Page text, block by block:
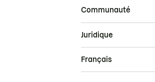
Communauté
Juridique
Français